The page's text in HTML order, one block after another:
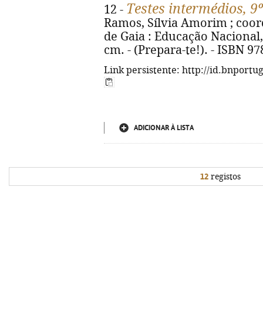
12 - Testes intermédios,
Ramos, Sílvia Amorim ;
de Gaia : Educação
cm. - (Prepara-te!). - ISBN
Link persistente: http://
ADICIONAR À LISTA
12registos